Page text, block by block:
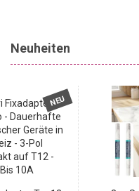
Neuheiten
NEU